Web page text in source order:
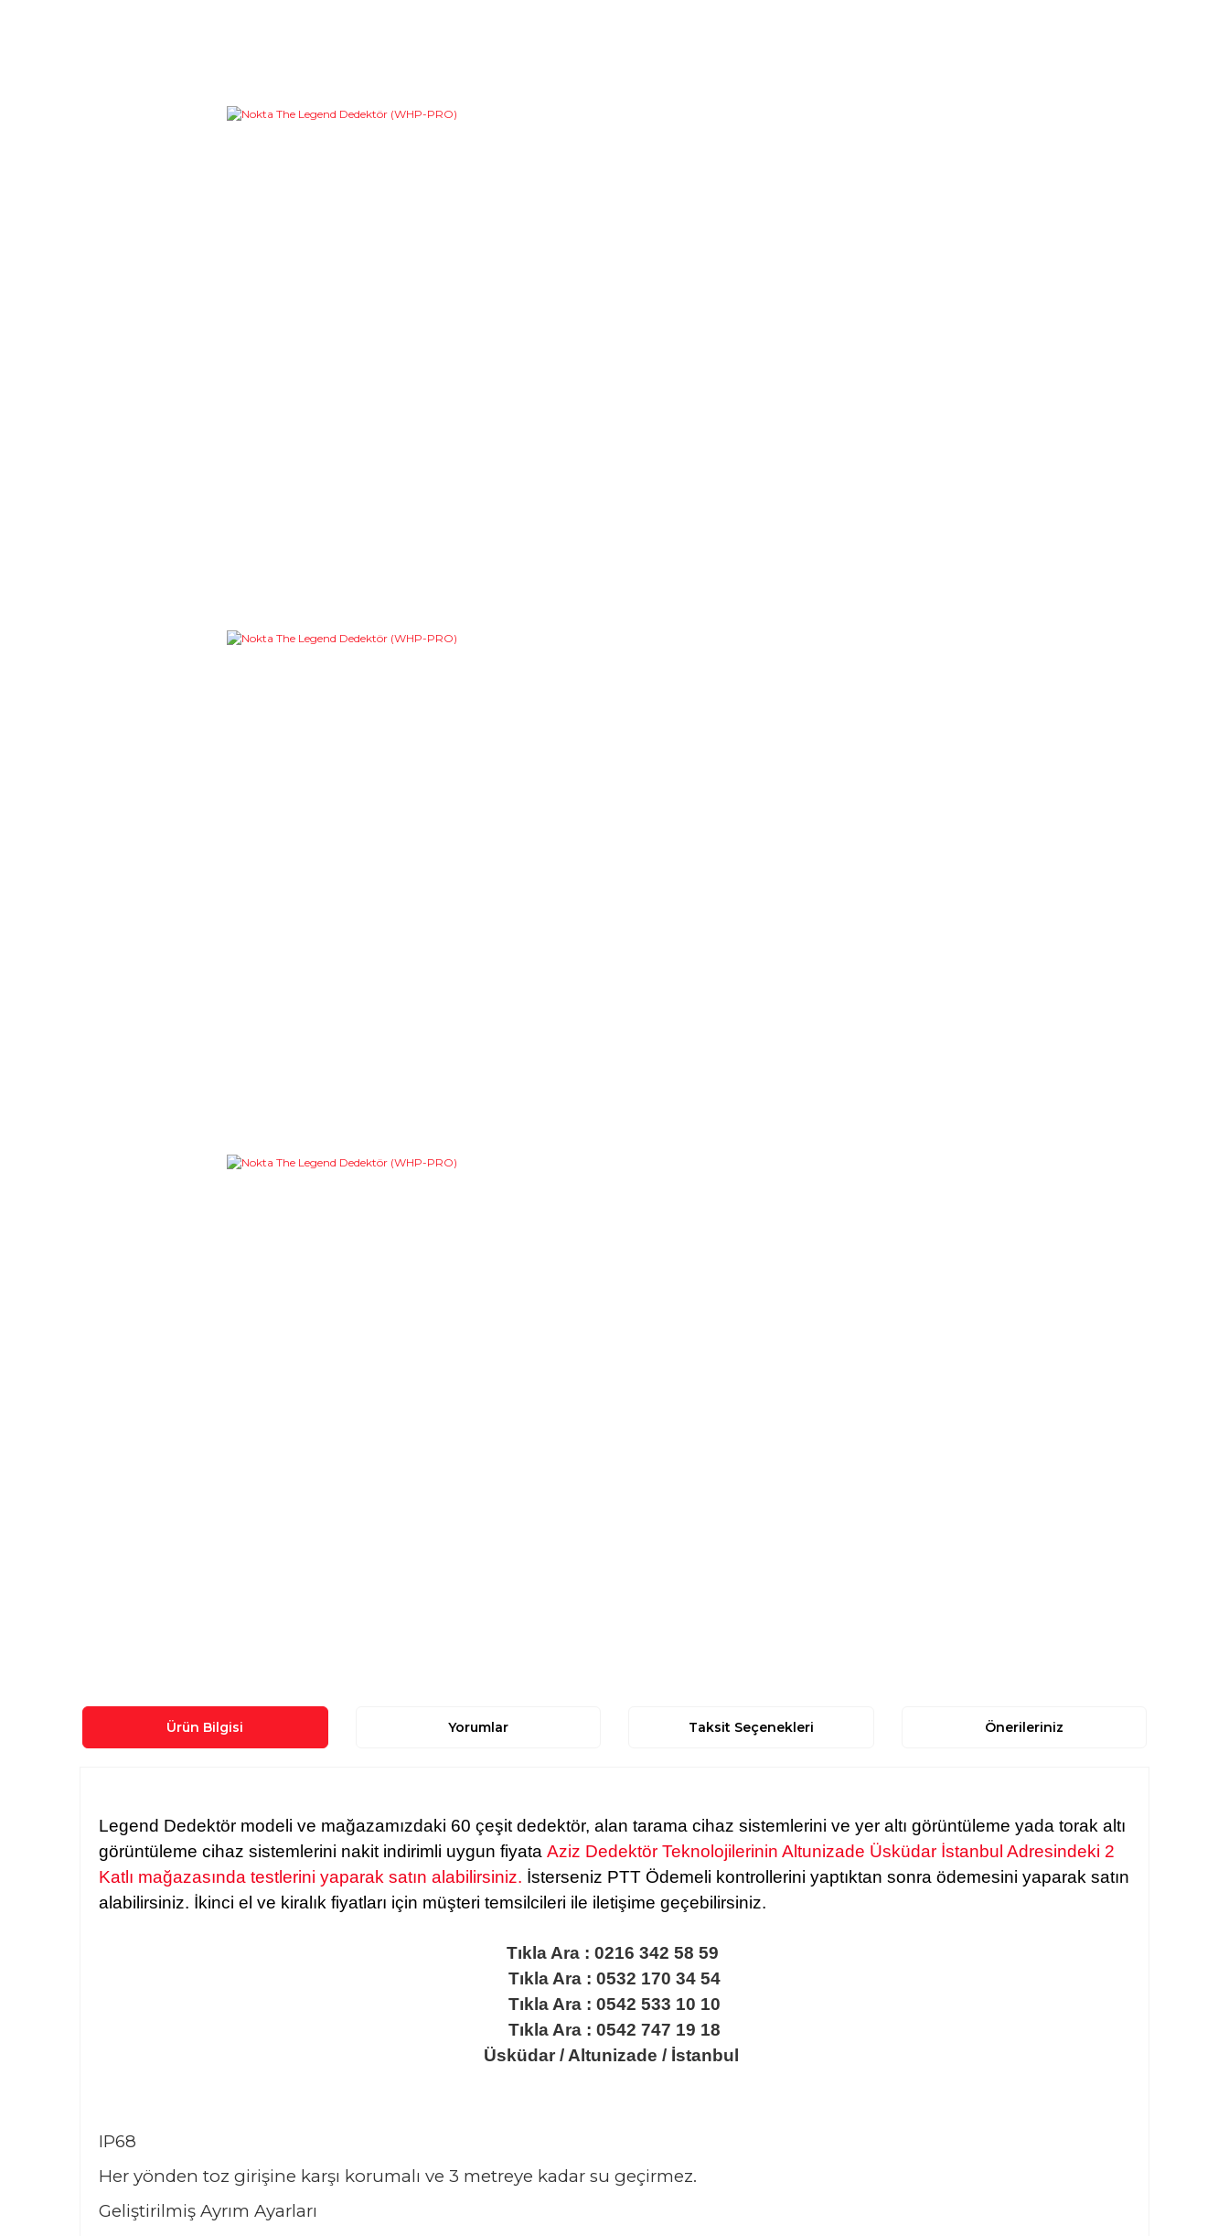
Ürün Bilgisi Yorumlar Taksit Seçenekleri Önerileriniz
Legend Dedektör modeli ve mağazamızdaki 60 çeşit dedektör, alan tarama cihaz sistemlerini ve yer altı görüntüleme yada torak altı
görüntüleme cihaz sistemlerini nakit indirimli uygun fiyata Aziz Dedektör Teknolojilerinin Altunizade Üsküdar İstanbul Adresindeki 2
Katlı mağazasında testlerini yaparak satın alabilirsiniz. İsterseniz PTT Ödemeli kontrollerini yaptıktan sonra ödemesini yaparak satın
alabilirsiniz. İkinci el ve kiralık fiyatları için müşteri temsilcileri ile iletişime geçebilirsiniz.
Tıkla Ara : 0216 342 58 59
Tıkla Ara : 0532 170 34 54
Tıkla Ara : 0542 533 10 10
Tıkla Ara : 0542 747 19 18
Üsküdar / Altunizade / İstanbul
IP68
Her yönden toz girişine karşı korumalı ve 3 metreye kadar su geçirmez.
Geliştirilmiş Ayrım Ayarları